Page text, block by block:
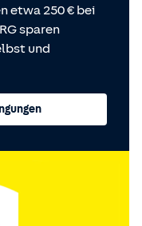
etwa 250 € bei
sparen
und